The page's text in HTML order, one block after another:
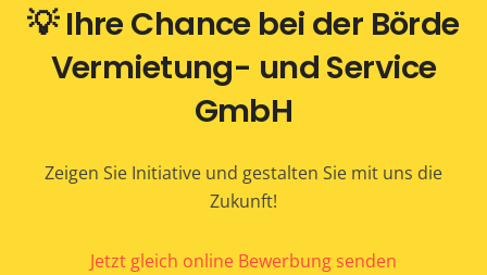
💡 Ihre Chance bei der Börde
Vermietung- und Service
GmbH
Zeigen Sie Initiative und gestalten Sie mit uns die
Zukunft!
Jetzt gleich online Bewerbung senden